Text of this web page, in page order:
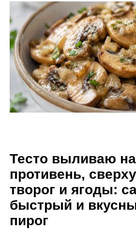
Тесто выливаю на
противень,
творог и ягоды:
быстрый и
пирог